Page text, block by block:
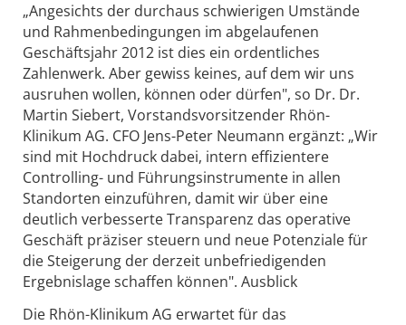
„Angesichts der durchaus schwierigen Umstände
und Rahmenbedingungen im abgelaufenen
Geschäftsjahr 2012 ist dies ein ordentliches
Zahlenwerk. Aber gewiss keines, auf dem wir uns
ausruhen wollen, können oder dürfen", so Dr. Dr.
Martin Siebert, Vorstandsvorsitzender Rhön-
Klinikum AG. CFO Jens-Peter Neumann ergänzt: „Wir
sind mit Hochdruck dabei, intern effizientere
Controlling- und Führungsinstrumente in allen
Standorten einzuführen, damit wir über eine
deutlich verbesserte Transparenz das operative
Geschäft präziser steuern und neue Potenziale für
die Steigerung der derzeit unbefriedigenden
Ergebnislage schaffen können". Ausblick
Die Rhön-Klinikum AG erwartet für das